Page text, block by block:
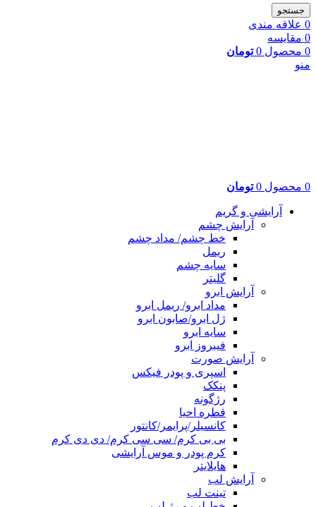
جستجو
0 علاقه مندی
0 مقایسه
0 محصول 0 تومان
منو
0 محصول 0 تومان
آرایشی و گریم
آرایش چشم
خط چشم/ مداد چشم
ریمل
سایه چشم
گلیتر
آرایش ابرو
مداد ابرو/ ریمل ابرو
ژل ابرو/صابون ابرو
سایه ابرو
فیبروز ابرو
آرایش صورت
اسپری و پودر فیکس
پنکک
رژگونه
قطره احیا
کانسیلر/پرایمر/کانتور
بی بی کرم/ سی سی کرم/ دی دی کرم
کرم پودر و موس آرایشی
هایلایتر
آرایش لب
تینت لب